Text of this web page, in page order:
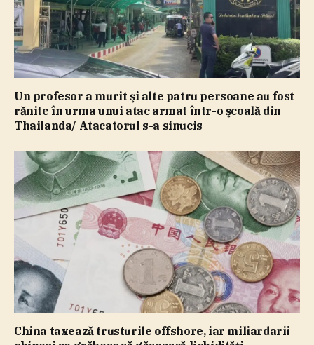
Un profesor a murit şi alte patru persoane au fost
rănite în urma unui atac armat într-o şcoală din
Thailanda/ Atacatorul s-a sinucis
China taxează trusturile offshore, iar miliardarii